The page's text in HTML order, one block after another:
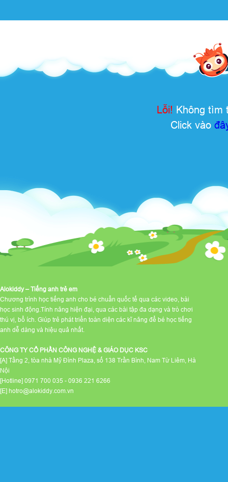
Lỗi! Không tìm
Click vào
Alokiddy – Tiếng anh trẻ em
Chương trình học tiếng anh cho bé chuẩn quốc tế qua các video, bài
học sinh động.Tính năng hiện đại, qua các bài tập đa dạng và trò chơi
thú vị, bổ ích. Giúp trẻ phát triển toàn diện các kĩ năng để bé học tiếng
anh dễ dàng và hiệu quả nhất.
CÔNG TY CỔ PHẦN CÔNG NGHỆ & GIÁO DỤC KSC
[A] Tầng 2, tòa nhà Mỹ Đình Plaza, số 138 Trần Bình, Nam Từ Liêm, Hà
Nội
[Hotline] 0971 700 035 - 0936 221 6266
[E] hotro@alokiddy.com.vn